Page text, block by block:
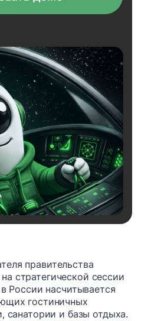
правительства
на стратегической сессии
России насчитывается
гостиничных
санатории и базы отдыха.